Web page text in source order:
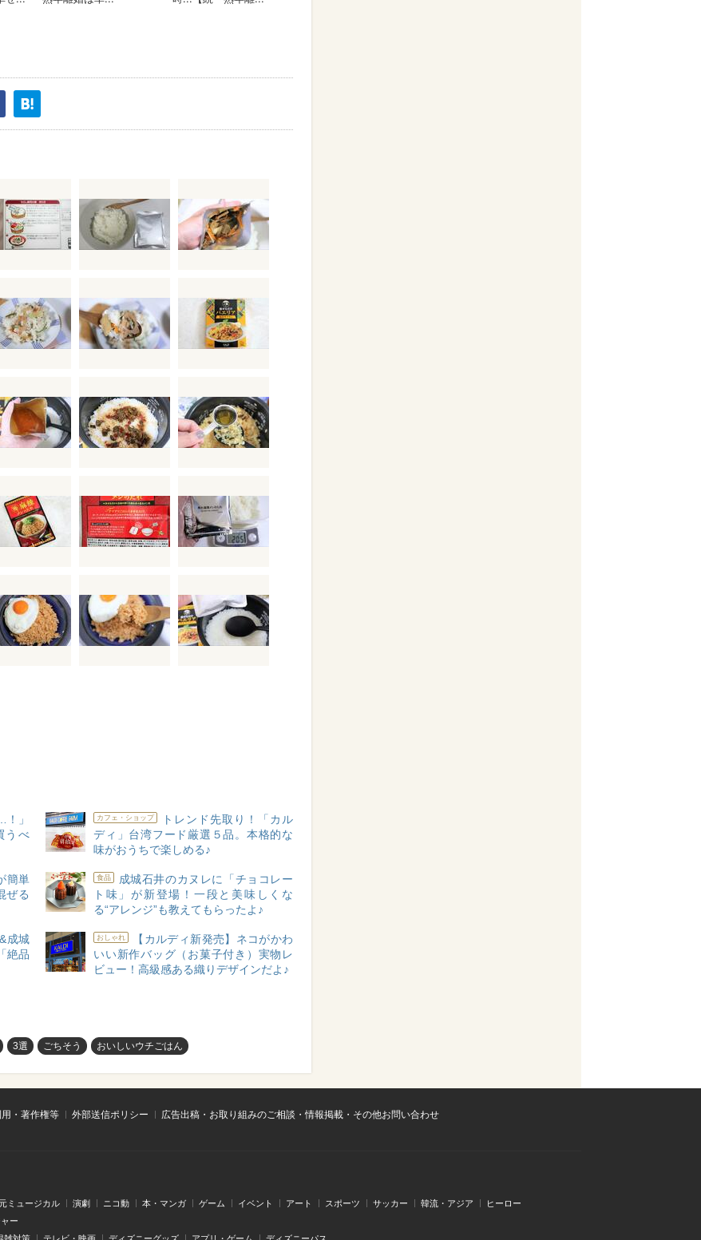
」
うべ
カフェ・ショップ
トレンド先取り！「カル
ディ」台湾フード厳選５品。本格的な
味がおうちで楽しめる♪
簡単
ぜる
食品
成城石井のカヌレに「チョコレー
ト味」が新登場！一段と美味しくな
る“アレンジ”も教えてもらったよ♪
成城
絶品
おしゃれ
【カルディ新発売】ネコがかわ
いい新作バッグ（お菓子付き）実物レ
ビュー！高級感ある織りデザインだよ♪
3選 ごちそう おいしいウチごはん
・著作権等 外部送信ポリシー
広告出稿・お取り組みのご相談・情報掲載・その他お問い合わせ
ミュージカル 演劇 ニコ動 本・マンガ ゲーム イベント アート スポーツ サッカー 韓流・アジア ヒーロー
ー